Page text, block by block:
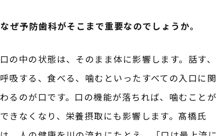
――なぜ予防歯科がそこまで重要なのでしょうか。
口の中の状態は、そのまま体に影響します。話す、
呼吸する、食べる、噛むといったすべての入口に関
わるのが口です。口の機能が落ちれば、噛むことが
できなくなり、栄養摂取にも影響します。髙橋氏